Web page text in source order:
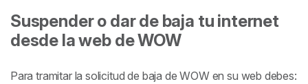
Suspender o dar de baja tu internet
desde la web de WOW
Para tramitar la solicitud de baja de WOW en su web debes: